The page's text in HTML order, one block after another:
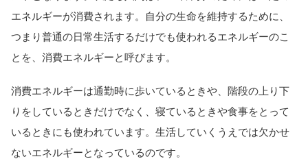
エネルギーが消費されます。自分の生命を維持するために、
つまり普通の日常生活するだけでも使われるエネルギーのこ
とを、消費エネルギーと呼びます。
消費エネルギーは通勤時に歩いているときや、階段の上り下
りをしているときだけでなく、寝ているときや食事をとって
いるときにも使われています。生活していくうえでは欠かせ
ないエネルギーとなっているのです。